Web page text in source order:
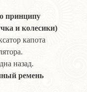
принципу
и колесики)
капота
назад.
ремень